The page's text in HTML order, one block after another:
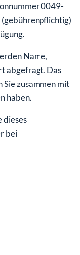
0049-
Name,
abgefragt. Das
zusammen mit
haben.
dieses
bei